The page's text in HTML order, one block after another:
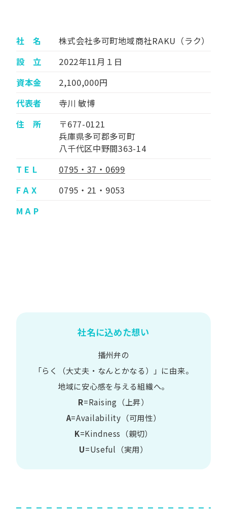
社 名
株式会社多可町地域商社RAKU（ラク）
設 立
2022年11月１日
資本金
2,100,000円
代表者
寺川 敏博
住 所
〒677-0121
兵庫県多可郡多可町
八千代区中野間363-14
T E L
0795・37・0699
F A X
0795・21・9053
M A P
社名に込めた想い
播州弁の
​「らく​（大丈夫・なんとかなる）」に​由来。
地域に​安心感を​与える​組織へ。
R=Raising（上昇）
A=Availability​（可用性）
K=Kindness​（親切）
U=Useful​（実用）​